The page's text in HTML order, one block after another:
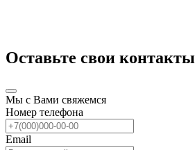
Оставьте свои контакты
Мы с Вами свяжемся
Номер телефона
Email